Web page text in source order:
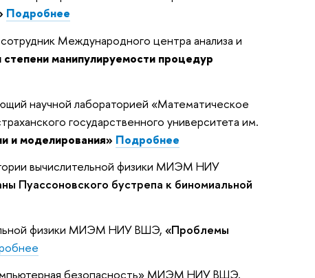
Подробнее
Международного центра анализа и
манипулируемости процедур
научной лабораторией «Математическое
государственного университета им.
и моделирования» Подробнее
вычислительной физики МИЭМ НИУ
Пуассоновского бустрепа к биномиальной
физики МИЭМ НИУ ВШЭ, «Проблемы
безопасность» МИЭМ НИУ ВШЭ,